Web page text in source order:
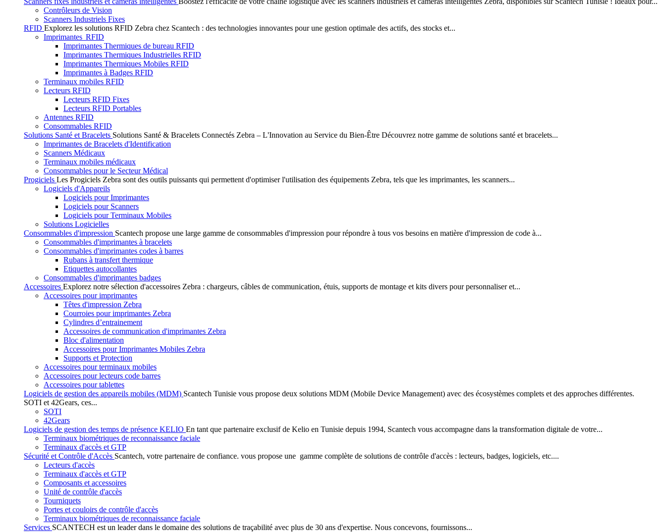
Contrôleurs de Vision
Scanners Industriels Fixes
RFID Explorez les solutions RFID Zebra chez Scantech : des technologies innovantes pour une gestion optimale des actifs, des stocks et...
Imprimantes RFID
Imprimantes Thermiques de bureau RFID
Imprimantes Thermiques Industrielles RFID
Imprimantes Thermiques Mobiles RFID
Imprimantes à Badges RFID
Terminaux mobiles RFID
Lecteurs RFID
Lecteurs RFID Fixes
Lecteurs RFID Portables
Antennes RFID
Consommables RFID
Solutions Santé et Bracelets Solutions Santé & Bracelets Connectés Zebra – L'Innovation au Service du Bien-Être Découvrez notre gamme de solutions santé et bracelets...
Imprimantes de Bracelets d'Identification
Scanners Médicaux
Terminaux mobiles médicaux
Consommables pour le Secteur Médical
Progiciels Les Progiciels Zebra sont des outils puissants qui permettent d'optimiser l'utilisation des équipements Zebra, tels que les imprimantes, les scanners...
Logiciels d'Appareils
Logiciels pour Imprimantes
Logiciels pour Scanners
Logiciels pour Terminaux Mobiles
Solutions Logicielles
Consommables d'impression Scantech propose une large gamme de consommables d'impression pour répondre à tous vos besoins en matière d'impression de code à...
Consommables d'imprimantes à bracelets
Consommables d'imprimantes codes à barres
Rubans à transfert thermique
Etiquettes autocollantes
Consommables d'imprimantes badges
Accessoires Explorez notre sélection d'accessoires Zebra : chargeurs, câbles de communication, étuis, supports de montage et kits divers pour personnaliser et...
Accessoires pour imprimantes
Têtes d'impression Zebra
Courroies pour imprimantes Zebra
Cylindres d’entrainement
Accessoires de communication d'imprimantes Zebra
Bloc d'alimentation
Accessoires pour Imprimantes Mobiles Zebra
Supports et Protection
Accessoires pour terminaux mobiles
Accessoires pour lecteurs code barres
Accessoires pour tablettes
Logiciels de gestion des appareils mobiles (MDM) Scantech Tunisie vous propose deux solutions MDM (Mobile Device Management) avec des écosystèmes complets et des approches différentes.
SOTI et 42Gears, ces...
SOTI
42Gears
Logiciels de gestion des temps de présence KELIO En tant que partenaire exclusif de Kelio en Tunisie depuis 1994, Scantech vous accompagne dans la transformation digitale de votre...
Terminaux biométriques de reconnaissance faciale
Terminaux d'accès et GTP
Sécurité et Contrôle d'Accès Scantech, votre partenaire de confiance. vous propose une gamme complète de solutions de contrôle d'accès : lecteurs, badges, logiciels, etc....
Lecteurs d'accès
Terminaux d'accès et GTP
Composants et accessoires
Unité de contrôle d'accès
Tourniquets
Portes et couloirs de contrôle d'accès
Terminaux biométriques de reconnaissance faciale
Services SCANTECH est un leader dans le domaine des solutions de traçabilité avec plus de 30 ans d'expertise. Nous concevons, fournissons...